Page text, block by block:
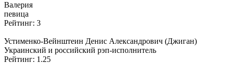
Валерия
певица
Рейтинг: 3
Устименко-Вейнштеин Денис Александрович (Джиган)
Украинский и российский рэп-исполнитель
Рейтинг: 1.25